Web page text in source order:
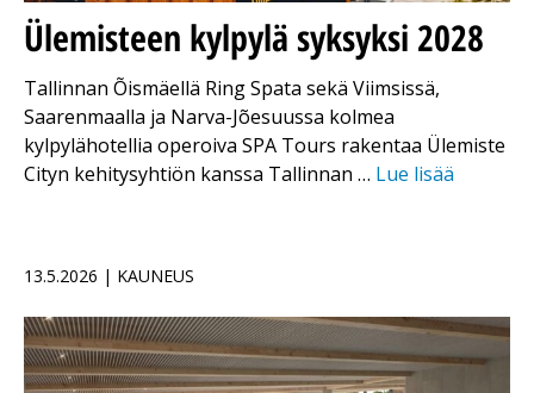
Ülemisteen kylpylä syksyksi 2028
Tallinnan Õismäellä Ring Spata sekä Viimsissä,
Saarenmaalla ja Narva-Jõesuussa kolmea
kylpylähotellia operoiva SPA Tours rakentaa Ülemiste
Cityn kehitysyhtiön kanssa Tallinnan … Lue lisää
13.5.2026 | KAUNEUS